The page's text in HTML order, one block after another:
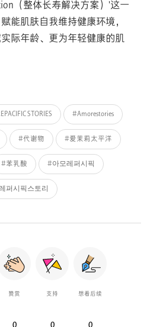
（整体长寿解决方案）'这一
能肌肤自我维持健康环境，
际年龄、更为年轻健康的肌
STORIES #Amorestories
#代谢物 #爱茉莉太平洋
#苯乳酸 #아모레퍼시픽
퍼시픽스토리
赞赏 支持 想看后续